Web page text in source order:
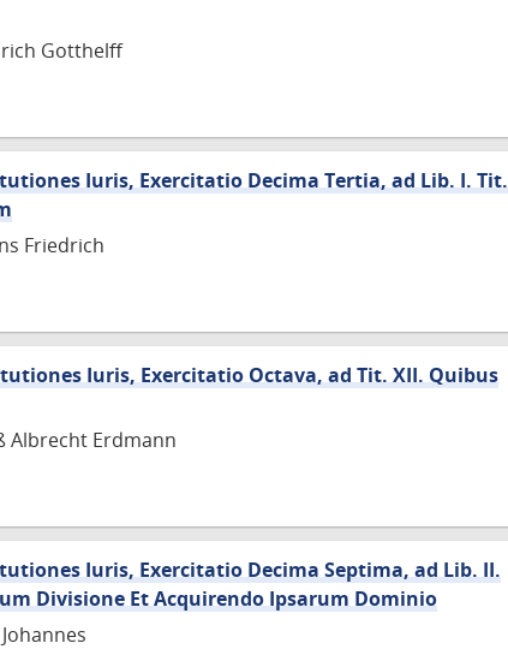
Gotthelff
Iuris, Exercitatio Decima Tertia, ad Lib. I. Tit.
Friedrich
Iuris, Exercitatio Octava, ad Tit. XII. Quibus
Albrecht Erdmann
Iuris, Exercitatio Decima Septima, ad Lib. II.
Divisione Et Acquirendo Ipsarum Dominio